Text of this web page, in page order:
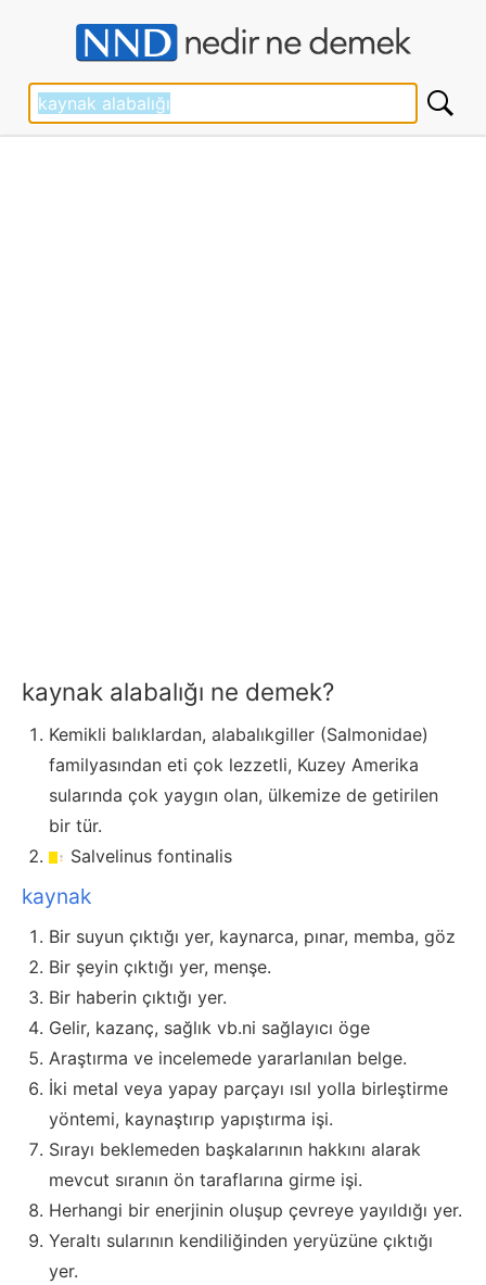
kaynak alabalığı ne demek?
Kemikli balıklardan, alabalıkgiller (Salmonidae)
familyasından eti çok lezzetli, Kuzey Amerika
sularında çok yaygın olan, ülkemize de getirilen
bir tür.
Salvelinus fontinalis
kaynak
Bir suyun çıktığı yer, kaynarca, pınar, memba, göz
Bir şeyin çıktığı yer, menşe.
Bir haberin çıktığı yer.
Gelir, kazanç, sağlık vb.ni sağlayıcı öge
Araştırma ve incelemede yararlanılan belge.
İki metal veya yapay parçayı ısıl yolla birleştirme
yöntemi, kaynaştırıp yapıştırma işi.
Sırayı beklemeden başkalarının hakkını alarak
mevcut sıranın ön taraflarına girme işi.
Herhangi bir enerjinin oluşup çevreye yayıldığı yer.
Yeraltı sularının kendiliğinden yeryüzüne çıktığı
yer.